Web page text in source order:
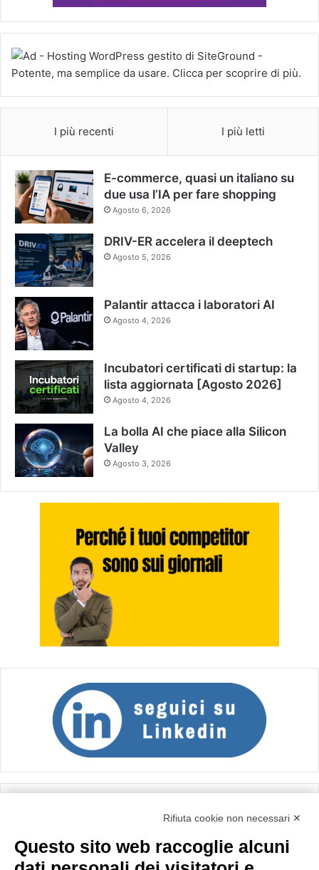
I più recenti I più letti
E-commerce, quasi un italiano su
due usa l’IA per fare shopping
Agosto 6, 2026
DRIV-ER accelera il deeptech
Agosto 5, 2026
Palantir attacca i laboratori AI
Agosto 4, 2026
Incubatori certificati di startup: la
lista aggiornata [Agosto 2026]
Agosto 4, 2026
La bolla AI che piace alla Silicon
Valley
Agosto 3, 2026
Importo netto (€):
Rifiuta cookie non necessari ✕
Questo sito web raccoglie alcuni